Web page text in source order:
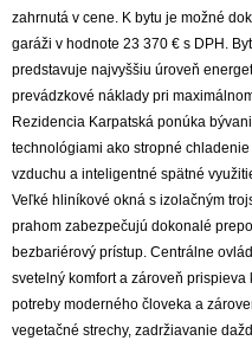
zahrnutá v cene. K bytu je možné
garáži v hodnote 23 370 € s DPH.
predstavuje najvyššiu úroveň
prevádzkové náklady pri
Rezidencia Karpatská ponúka
technológiami ako stropné
vzduchu a inteligentné spätné
Veľké hliníkové okná s izolačným
prahom zabezpečujú dokonalé
bezbariérový prístup. Centrálne
svetelný komfort a zároveň
potreby moderného človeka a
vegetačné strechy, zadržiavanie